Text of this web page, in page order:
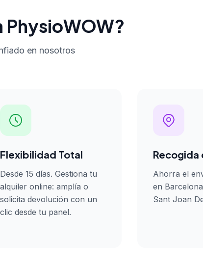
PhysioWOW?
en nosotros
Flexibilidad Total
Desde 15 días. Gestiona tu
alquiler online: amplía o
solicita devolución con un
clic desde tu panel.
Recogida
Ahorra el
en
Sant Joan